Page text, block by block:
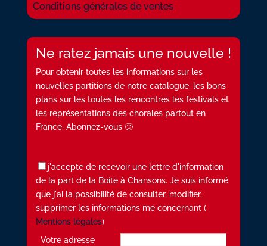
Conditions générales de ventes
Ne ratez jamais une nouvelle !
Pour obtenir toutes les informations sur les
nouvelles partitions de notre catalogue, les bons
plans sur les toutes les rencontres les festivals et
les représentations des chorales partout en
France. Abonnez-vous 🙂
j'accepte de recevoir une lettre d'information
de la part de la Boite à Chansons. Je suis informé
que j'ai la possibilité de consulter, modifier,
supprimer les informations me concernant (
Mentions légales)
Votre adresse